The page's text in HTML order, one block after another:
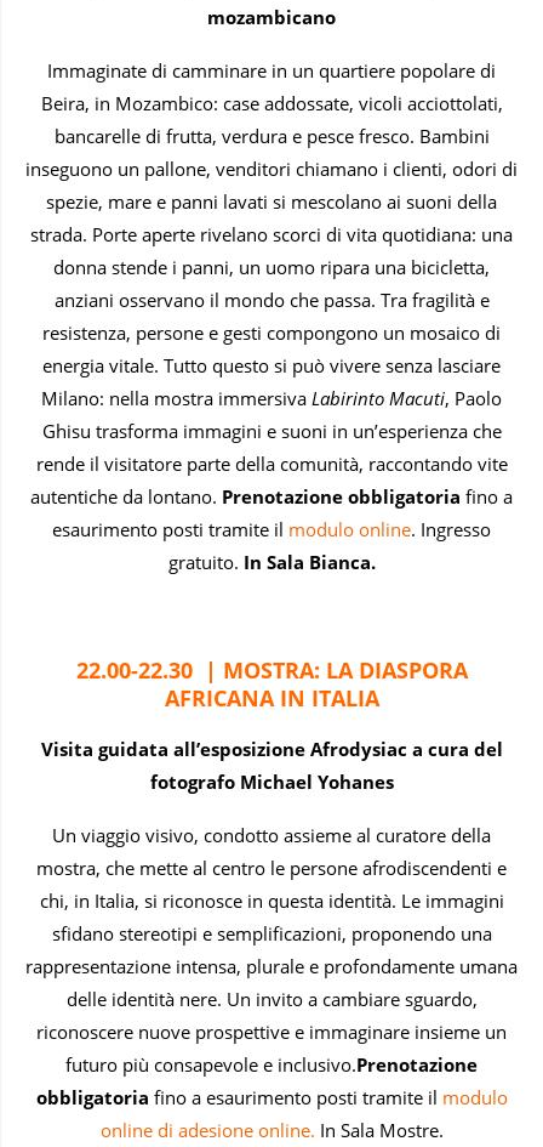
mozambicano
Immaginate di camminare in un quartiere popolare di
Beira, in Mozambico: case addossate, vicoli acciottolati,
bancarelle di frutta, verdura e pesce fresco. Bambini
inseguono un pallone, venditori chiamano i clienti, odori di
spezie, mare e panni lavati si mescolano ai suoni della
strada. Porte aperte rivelano scorci di vita quotidiana: una
donna stende i panni, un uomo ripara una bicicletta,
anziani osservano il mondo che passa. Tra fragilità e
resistenza, persone e gesti compongono un mosaico di
energia vitale. Tutto questo si può vivere senza lasciare
Milano: nella mostra immersiva Labirinto Macuti, Paolo
Ghisu trasforma immagini e suoni in un’esperienza che
rende il visitatore parte della comunità, raccontando vite
autentiche da lontano. Prenotazione obbligatoria fino a
esaurimento posti tramite il modulo online. Ingresso
gratuito. In Sala Bianca.
22.00-22.30 | MOSTRA: LA DIASPORA
AFRICANA IN ITALIA
Visita guidata all’esposizione Afrodysiac a cura del
fotografo Michael Yohanes
Un viaggio visivo, condotto assieme al curatore della
mostra, che mette al centro le persone afrodiscendenti e
chi, in Italia, si riconosce in questa identità. Le immagini
sfidano stereotipi e semplificazioni, proponendo una
rappresentazione intensa, plurale e profondamente umana
delle identità nere. Un invito a cambiare sguardo,
riconoscere nuove prospettive e immaginare insieme un
futuro più consapevole e inclusivo.Prenotazione
obbligatoria fino a esaurimento posti tramite il modulo
online di adesione online. In Sala Mostre.